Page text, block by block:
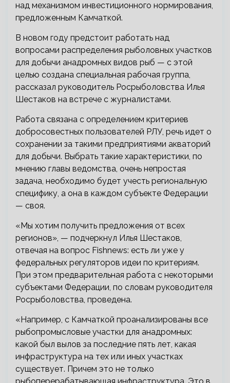
над механизмом инвестиционного нормирования,
предложенным Камчаткой.
В новом году предстоит работать над
вопросами распределения рыболовных участков
для добычи анадромных видов рыб — с этой
целью создана специальная рабочая группа,
рассказал руководитель Росрыболовства Илья
Шестаков на встрече с журналистами.
Работа связана с определением критериев
добросовестных пользователей РЛУ, речь идет о
сохранении за такими предприятиями акваторий
для добычи. Выбрать такие характеристики, по
мнению главы ведомства, очень непростая
задача, необходимо будет учесть региональную
специфику, а она в каждом субъекте Федерации
— своя.
«Мы хотим получить предложения от всех
регионов», — подчеркнул Илья Шестаков,
отвечая на вопрос Fishnews: есть ли уже у
федеральных регуляторов идеи по критериям.
При этом предварительная работа с некоторыми
субъектами Федерации, по словам руководителя
Росрыболовства, проведена.
«Например, с Камчаткой проанализированы все
рыбопромысловые участки для анадромных:
какой был вылов за последние пять лет, какая
инфраструктура на тех или иных участках
существует. Причем это не только